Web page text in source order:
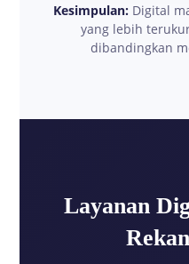
Kesimpulan:Digital
yang lebih
dibandingkan
Layanan